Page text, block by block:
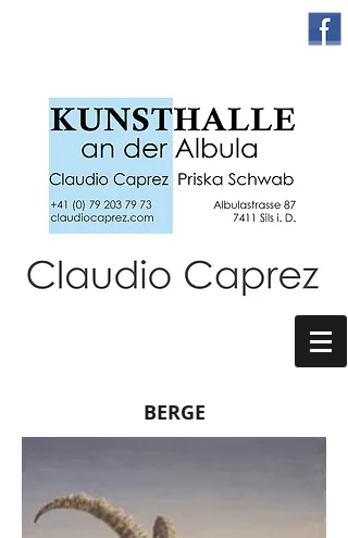
BERGE